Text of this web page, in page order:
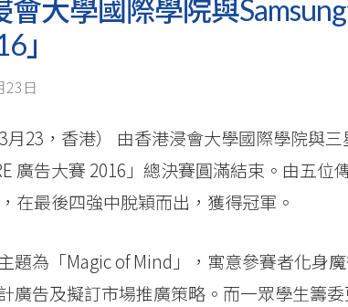
會大學國際學院與
」
23日
3月23，香港） 由香港浸會大學國際學院與
廣告大賽 2016」總決賽圓滿結束。由五
，在最後四強中脫穎而出，獲得冠軍。
題為「Magic of Mind」，寓意參賽者化身
廣告及擬訂市場推廣策略。而一眾學生籌